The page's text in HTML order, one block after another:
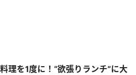
理を1度に！“欲張りランチ”に大